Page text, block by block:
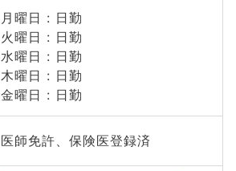
月曜日 : 日勤
火曜日 : 日勤
水曜日 : 日勤
木曜日 : 日勤
金曜日 : 日勤
医師免許、保険医登録済